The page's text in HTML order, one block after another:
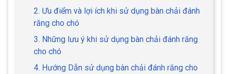
2. Ưu điểm và lợi ích khi sử dụng bàn chải đánh
răng cho chó
3. Những lưu ý khi sử dụng bàn chải đánh răng
cho chó
4. Hướng Dẫn sử dụng bàn chải đánh răng cho